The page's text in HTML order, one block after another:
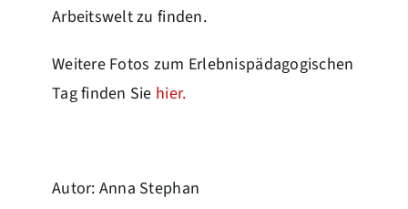
Arbeitswelt zu finden.
Weitere Fotos zum Erlebnispädagogischen
Tag finden Sie hier.
Autor: Anna Stephan